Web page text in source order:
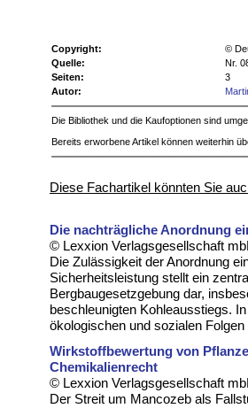
Copyright:
©
Quelle:
Nr.
Seiten:
3
Autor:
Die Bibliothek und die Kaufoptionen sind
Bereits erworbene Artikel können weiterhin
Diese Fachartikel könnten Sie
Die nachträgliche Anordnung
© Lexxion Verlagsgesellschaft
Die Zulässigkeit der Anordnung
Sicherheitsleistung stellt ein
Bergbaugesetzgebung dar,
beschleunigten Kohleausstiegs.
ökologischen und sozialen
Wirkstoffbewertung von
Chemikalienrecht
© Lexxion Verlagsgesellschaft
Der Streit um Mancozeb als